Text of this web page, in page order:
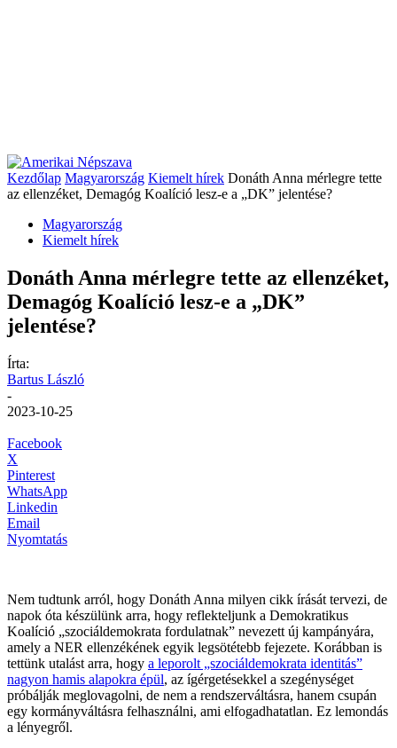
Kezdőlap Magyarország Kiemelt hírek Donáth Anna mérlegre tette
az ellenzéket, Demagóg Koalíció lesz-e a „DK” jelentése?
Magyarország
Kiemelt hírek
Donáth Anna mérlegre tette az ellenzéket,
Demagóg Koalíció lesz-e a „DK”
jelentése?
Írta:
Bartus László
-
2023-10-25
Facebook
X
Pinterest
WhatsApp
Linkedin
Email
Nyomtatás
Nem tudtunk arról, hogy Donáth Anna milyen cikk írását tervezi, de
napok óta készülünk arra, hogy reflekteljunk a Demokratikus
Koalíció „szociáldemokrata fordulatnak” nevezett új kampányára,
amely a NER ellenzékének egyik legsötétebb fejezete. Korábban is
tettünk utalást arra, hogy a leporolt „szociáldemokrata identitás”
nagyon hamis alapokra épül, az ígérgetésekkel a szegénységet
próbálják meglovagolni, de nem a rendszerváltásra, hanem csupán
egy kormányváltásra felhasználni, ami elfogadhatatlan. Ez lemondás
a lényegről.